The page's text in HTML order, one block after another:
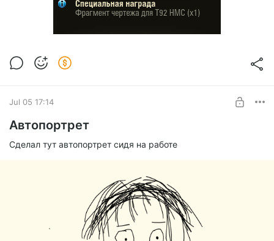
Jul 05 17:14
Автопортрет
Сделал тут автопортрет сидя на работе